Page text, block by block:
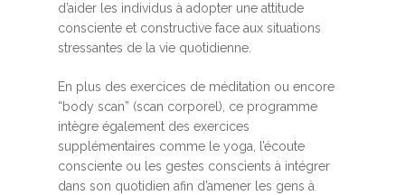
d’aider les individus à adopter une attitude
consciente et constructive face aux situations
stressantes de la vie quotidienne.
En plus des exercices de méditation ou encore
“body scan” (scan corporel), ce programme
intègre également des exercices
supplémentaires comme le yoga, l’écoute
consciente ou les gestes conscients à intégrer
dans son quotidien afin d’amener les gens à